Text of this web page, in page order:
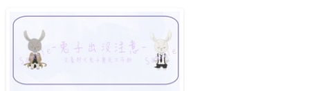
會員中心
註冊會員